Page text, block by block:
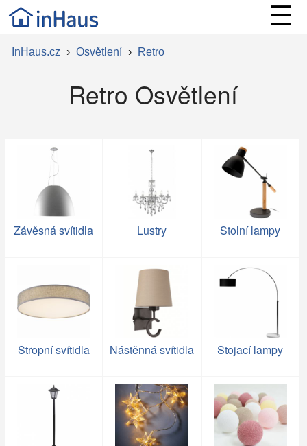
☰
InHaus.cz › Osvětlení › Retro
Retro Osvětlení
Závěsná svítidla Lustry Stolní lampy
Stropní svítidla Nástěnná svítidla Stojací lampy